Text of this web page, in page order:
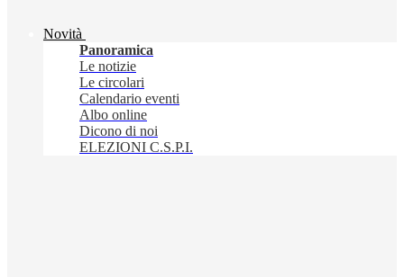
Novità
Panoramica
Le notizie
Le circolari
Calendario eventi
Albo online
Dicono di noi
ELEZIONI C.S.P.I.